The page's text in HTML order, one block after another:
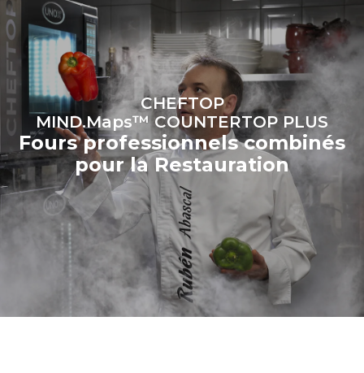
Estimation calculée sur la base
d'une utilisation quotidienne du
four (365 jours/an) :
6 pleines charges de
poulets rôtis
6 pleines charges de
cuissons vapeur
Estimation calculée sur la base
des nettoyages hebdomadaires
suivants (52 semaines/an) :
7 nettoyages longs
CHEFTOP
MIND.Maps™ COUNTERTOP PLUS
Fours professionnels combinés
pour la Restauration